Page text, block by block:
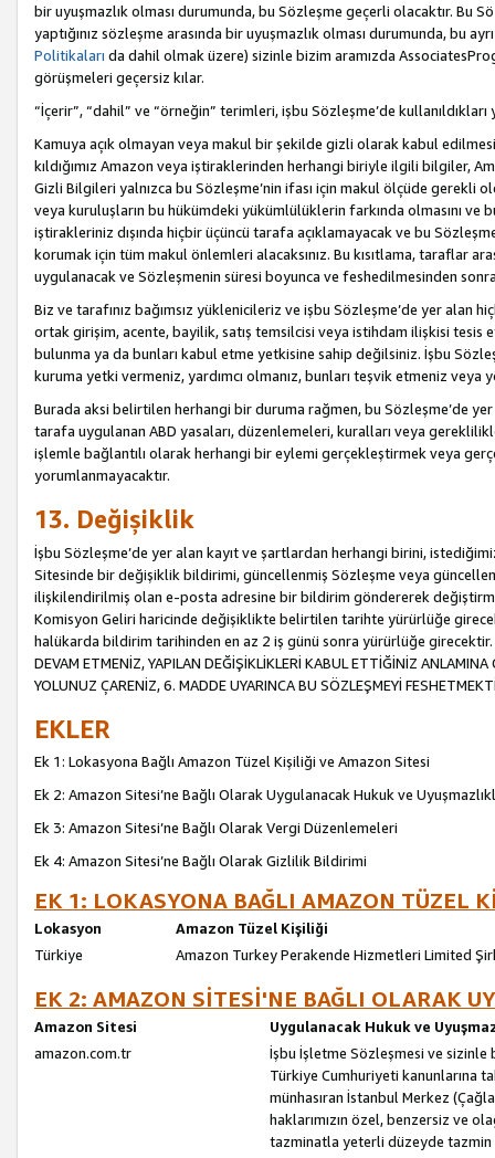
bir uyuşmazlık olması durumunda, bu Sözleşme geçerli olacaktır. Bu
yaptığınız sözleşme arasında bir uyuşmazlık olması durumunda, bu
Politikaları da dahil olmak üzere) sizinle bizim aramızda
görüşmeleri geçersiz kılar.
“İçerir”, “dahil” ve “örneğin” terimleri, işbu Sözleşme’de
Kamuya açık olmayan veya makul bir şekilde gizli olarak kabul
kıldığımız Amazon veya iştiraklerinden herhangi biriyle ilgili bilgiler,
Gizli Bilgileri yalnızca bu Sözleşme’nin ifası için makul ölçüde gerekli
veya kuruluşların bu hükümdeki yükümlülüklerin farkında olmasını ve
iştirakleriniz dışında hiçbir üçüncü tarafa açıklamayacak ve bu
korumak için tüm makul önlemleri alacaksınız. Bu kısıtlama, taraflar
uygulanacak ve Sözleşmenin süresi boyunca ve feshedilmesinden
Biz ve tarafınız bağımsız yüklenicileriz ve işbu Sözleşme’de yer alan
ortak girişim, acente, bayilik, satış temsilcisi veya istihdam ilişkisi
bulunma ya da bunları kabul etme yetkisine sahip değilsiniz. İşbu
kuruma yetki vermeniz, yardımcı olmanız, bunları teşvik etmeniz
Burada aksi belirtilen herhangi bir duruma rağmen, bu Sözleşme’de
tarafa uygulanan ABD yasaları, düzenlemeleri, kuralları veya
işlemle bağlantılı olarak herhangi bir eylemi gerçekleştirmek veya
yorumlanmayacaktır.
13. Değişiklik
İşbu Sözleşme’de yer alan kayıt ve şartlardan herhangi birini,
Sitesinde bir değişiklik bildirimi, güncellenmiş Sözleşme veya
ilişkilendirilmiş olan e-posta adresine bir bildirim göndererek
Komisyon Geliri haricinde değişiklikte belirtilen tarihte yürürlüğe
halükarda bildirim tarihinden en az 2 iş günü sonra yürürlüğe girecektir.
DEVAM ETMENİZ, YAPILAN DEĞİŞİKLİKLERİ KABUL ETTİĞİNİZ
YOLUNUZ ÇARENİZ, 6. MADDE UYARINCA BU SÖZLEŞMEYİ
EKLER
Ek 1: Lokasyona Bağlı Amazon Tüzel Kişiliği ve Amazon Sitesi
Ek 2: Amazon Sitesi’ne Bağlı Olarak Uygulanacak Hukuk ve
Ek 3: Amazon Sitesi’ne Bağlı Olarak Vergi Düzenlemeleri
Ek 4: Amazon Sitesi’ne Bağlı Olarak Gizlilik Bildirimi
EK 1: LOKASYONA BAĞLI AMAZON TÜZEL
Lokasyon
Amazon Tüzel Kişiliği
Türkiye
Amazon Turkey Perakende Hizmetleri Limited
EK 2: AMAZON SİTESİ'NE BAĞLI OLARAK
Amazon Sitesi
Uygulanacak Hukuk ve
amazon.com.tr
İşbu İşletme Sözleşmesi ve sizinle
Türkiye Cumhuriyeti kanunlarına
münhasıran İstanbul Merkez
haklarımızın özel, benzersiz ve
tazminatla yeterli düzeyde